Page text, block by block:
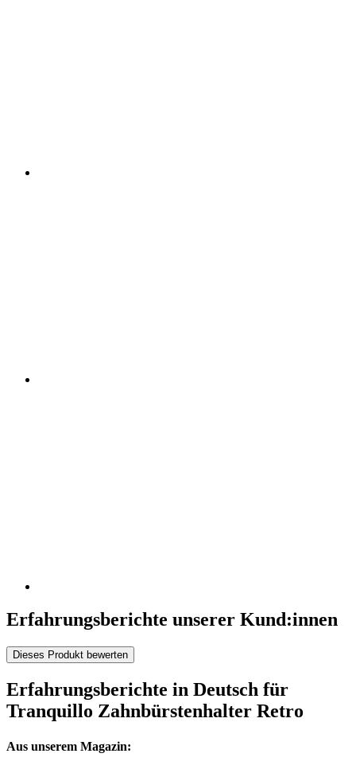
Erfahrungsberichte unserer Kund:innen
Dieses Produkt bewerten
Erfahrungsberichte in Deutsch für
Tranquillo Zahnbürstenhalter Retro
Aus unserem Magazin: